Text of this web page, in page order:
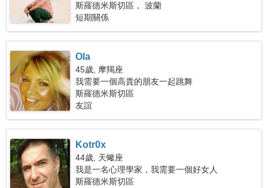
斯羅德米斯切區， 波蘭
短期關係
Ola
45歲, 摩羯座
我需要一個高貴的朋友一起跳舞
斯羅德米斯切區
友誼
Kotr0x
44歲, 天蠍座
我是一名心理學家，我需要一個好女人
斯羅德米斯切區